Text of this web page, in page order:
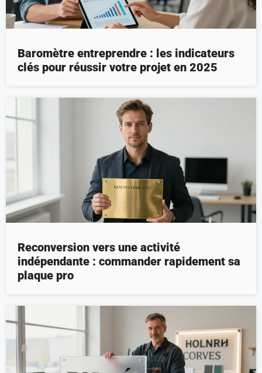
Baromètre entreprendre : les indicateurs
clés pour réussir votre projet en 2025
Reconversion vers une activité
indépendante : commander rapidement sa
plaque pro